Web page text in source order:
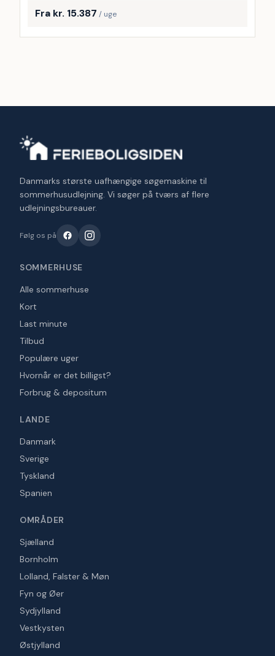
Fra kr. 15.387 / uge
Danmarks største uafhængige søgemaskine til
sommerhusudlejning. Vi søger på tværs af flere
udlejningsbureauer.
Følg os på
SOMMERHUSE
Alle sommerhuse
Kort
Last minute
Tilbud
Populære uger
Hvornår er det billigst?
Forbrug & depositum
LANDE
Danmark
Sverige
Tyskland
Spanien
OMRÅDER
Sjælland
Bornholm
Lolland, Falster & Møn
Fyn og Øer
Sydjylland
Vestkysten
Østjylland